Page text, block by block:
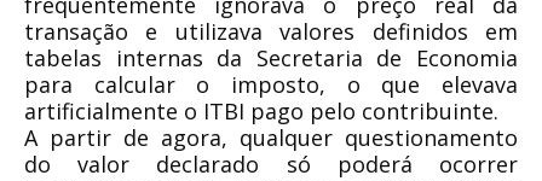
transação e utilizava valores definidos em
tabelas internas da Secretaria de Economia
para calcular o imposto, o que elevava
artificialmente o ITBI pago pelo contribuinte.
A partir de agora, qualquer questionamento
do valor declarado só poderá ocorrer